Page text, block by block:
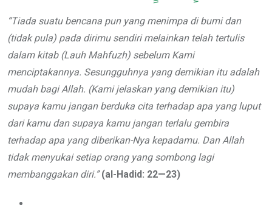
“Tiada suatu bencana pun yang menimpa di bumi dan
(tidak pula) pada dirimu sendiri melainkan telah tertulis
dalam kitab (Lauh Mahfuzh) sebelum Kami
menciptakannya. Sesungguhnya yang demikian itu adalah
mudah bagi Allah. (Kami jelaskan yang demikian itu)
supaya kamu jangan berduka cita terhadap apa yang luput
dari kamu dan supaya kamu jangan terlalu gembira
terhadap apa yang diberikan-Nya kepadamu. Dan Allah
tidak menyukai setiap orang yang sombong lagi
membanggakan diri.” (al-Hadid: 22—23)